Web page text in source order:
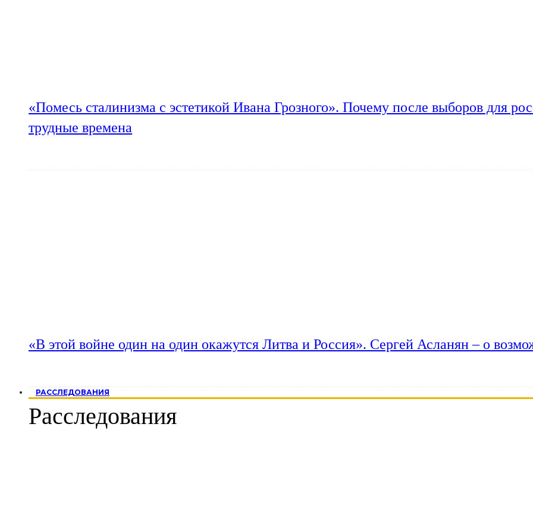
«Помесь сталинизма с эстетикой Ивана Грозного». Почему после выборов для
трудные времена
«В этой войне один на один окажутся Литва и Россия». Сергей Асланян – о
РАССЛЕДОВАНИЯ
Расследования